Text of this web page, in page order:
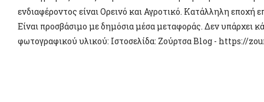
ενδιαφέροντος είναι Ορεινό και Αγροτικό. Κατάλληλη εποχή
Είναι προσβάσιμο με δημόσια μέσα μεταφοράς. Δεν υπάρχει
φωτογραφικού υλικού: Ιστοσελίδα: Ζούρτσα Blog - https://